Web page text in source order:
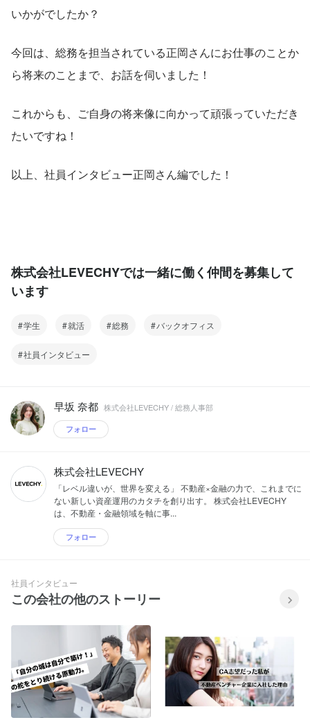
いかがでしたか？
今回は、総務を担当されている正岡さんにお仕事のことか
ら将来のことまで、お話を伺いました！
これからも、ご自身の将来像に向かって頑張っていただき
たいですね！
以上、社員インタビュー正岡さん編でした！
株式会社LEVECHYでは一緒に働く仲間を募集して
います
学生 就活 総務 バックオフィス
社員インタビュー
早坂 奈都 株式会社LEVECHY / 総務人事部
フォロー
株式会社LEVECHY
「レベル違いが、世界を変える」 不動産×金融の力で、これまでに
ない新しい資産運用のカタチを創り出す。 株式会社LEVECHY
は、不動産・金融領域を軸に事...
フォロー
社員インタビュー
この会社の他のストーリー